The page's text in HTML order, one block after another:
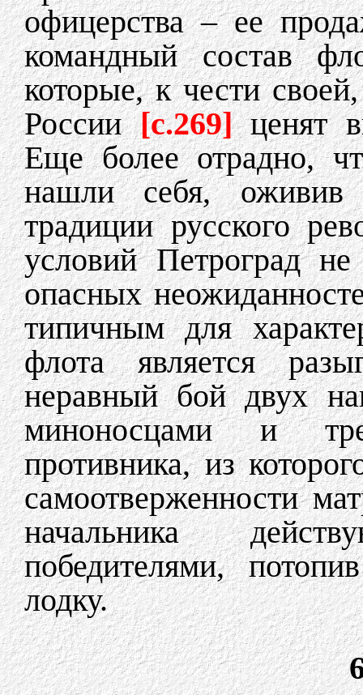
офицерства – ее
командный состав
которые, к чести
России[c.269] ценят
Еще более отрадно,
нашли себя,
традиции русского
условий Петроград
опасных
типичным для
флота является
неравный бой двух
миноносцами и
противника, из
самоотверженности
начальника
победителями,
лодку.